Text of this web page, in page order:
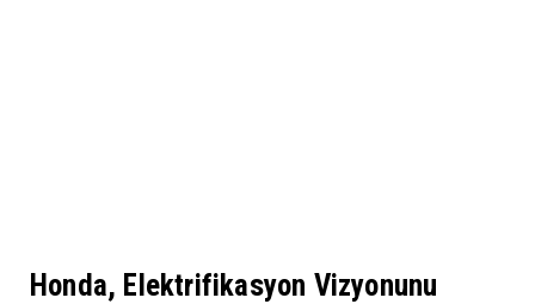
Honda, Elektrifikasyon Vizyonunu